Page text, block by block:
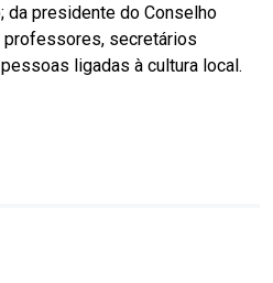
presidente do Conselho
professores, secretários
ligadas à cultura local.